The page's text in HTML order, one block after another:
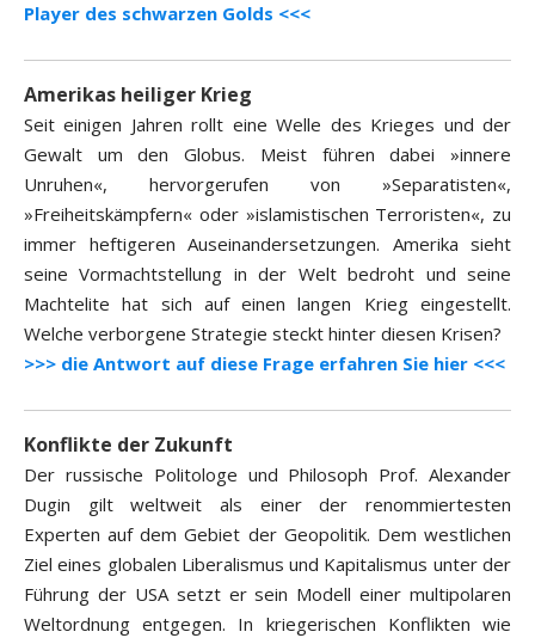
Player des schwarzen Golds <<<
Amerikas heiliger Krieg
Seit einigen Jahren rollt eine Welle des Krieges und der
Gewalt um den Globus. Meist führen dabei »innere
Unruhen«, hervorgerufen von »Separatisten«,
»Freiheitskämpfern« oder »islamistischen Terroristen«, zu
immer heftigeren Auseinandersetzungen. Amerika sieht
seine Vormachtstellung in der Welt bedroht und seine
Machtelite hat sich auf einen langen Krieg eingestellt.
Welche verborgene Strategie steckt hinter diesen Krisen?
>>> die Antwort auf diese Frage erfahren Sie hier <<<
Konflikte der Zukunft
Der russische Politologe und Philosoph Prof. Alexander
Dugin gilt weltweit als einer der renommiertesten
Experten auf dem Gebiet der Geopolitik. Dem westlichen
Ziel eines globalen Liberalismus und Kapitalismus unter der
Führung der USA setzt er sein Modell einer multipolaren
Weltordnung entgegen. In kriegerischen Konflikten wie